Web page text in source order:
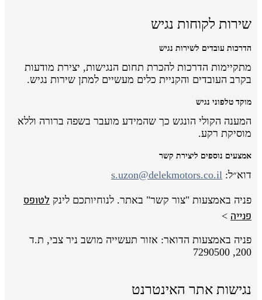
שירות לקוחות נגיש
הדרכות עובדים לשירות נגיש
מתקיימות הדרכות להכרת תחום הנגישות, יצירת מודעות
בקרב העובדים והקניית כלים מעשיים למתן שירות נגיש.
מוקד טלפוני נגיש
המענה הקולי הונגש כך שהמידע מועבר בשפה ברורה וללא
מוסיקת רקע.
אמצעים נוספים ליצירת קשר
דוא״ל: s.uzon@delekmotors.co.il
פניה באמצעות "צור קשר" באתר. לנוחיותכם לינק לטופס
פנייה >
פניה באמצעות הדואר: אזור תעשייה מושב ניר צבי, ת.ד
200, 7290500
נגישות אתר האינטרנט